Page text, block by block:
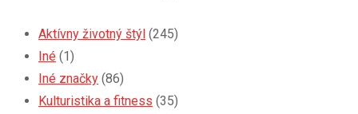
Aktívny životný štýl (245)
Iné (1)
Iné značky (86)
Kulturistika a fitness (35)